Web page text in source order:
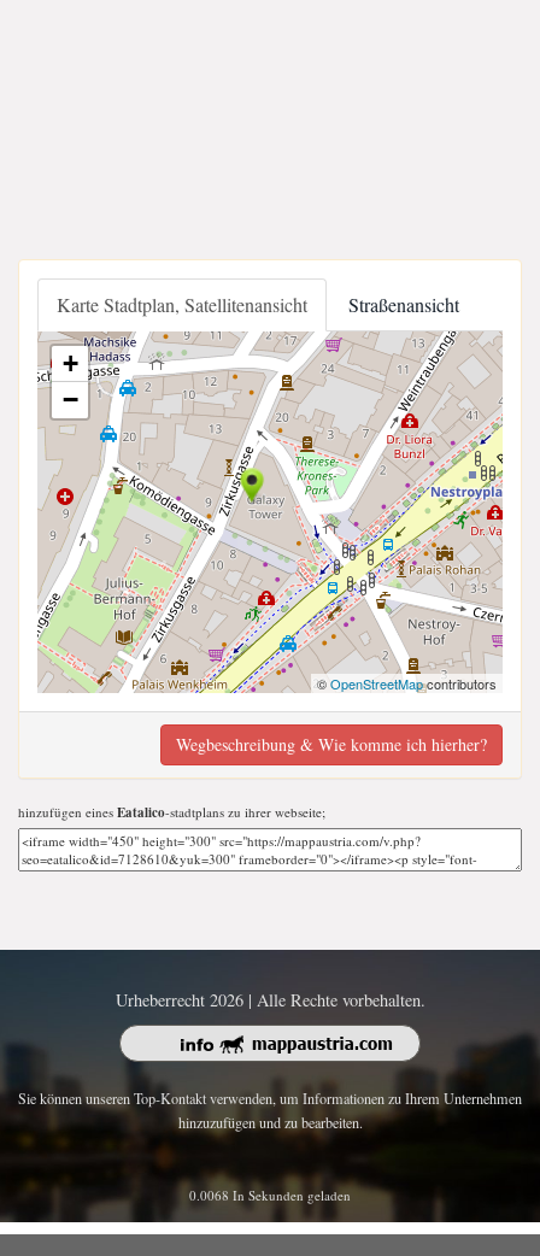
Karte Stadtplan, Satellitenansicht Straßenansicht
+
−
©OpenStreetMapcontributors
Wegbeschreibung & Wie komme ich hierher?
hinzufügen eines Eatalico-stadtplans zu ihrer webseite;
Urheberrecht 2026 | Alle Rechte vorbehalten.
Sie können unseren Top-Kontakt verwenden, um Informationen zu Ihrem Unternehmen
hinzuzufügen und zu bearbeiten.
0.0068 In Sekunden geladen